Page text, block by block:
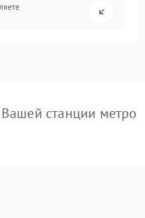
станции метро